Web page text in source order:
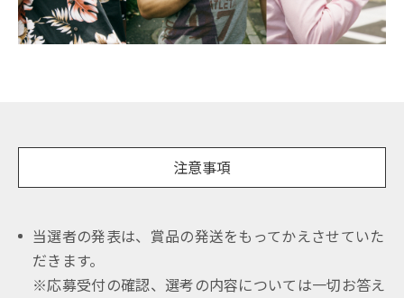
注意事項
当選者の発表は、賞品の発送をもってかえさせていた
だきます。
※応募受付の確認、選考の内容については一切お答え